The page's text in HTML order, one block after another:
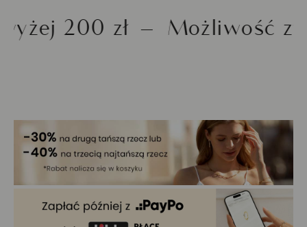
200 zł Możliwość zwrotu